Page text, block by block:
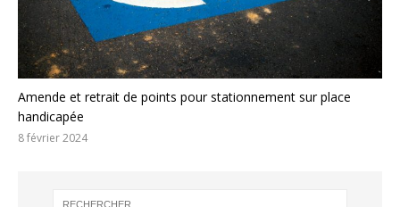
Amende et retrait de points pour stationnement sur place
handicapée
8 février 2024